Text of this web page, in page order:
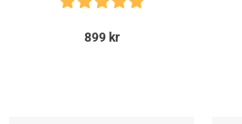
899 kr